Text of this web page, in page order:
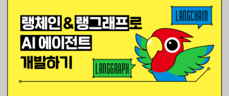
요? 이때 AI 에이전트를 활용하면 가능합니다. 이 책에서는 이러한 A
I 에이전트를 구현하는 가장 기초적인 방법들에 대해 다루려고 합니
다. 그리고 AI 에이전트를 구현할 수 있는 다양한 프레임워크를 소개
합니다. 랭체인, 랭그래프, AutoGPT, 오토젠 등 다양한 프레임워크
에서 AI 에이전트를 구현하는 방법을 소개합니다.